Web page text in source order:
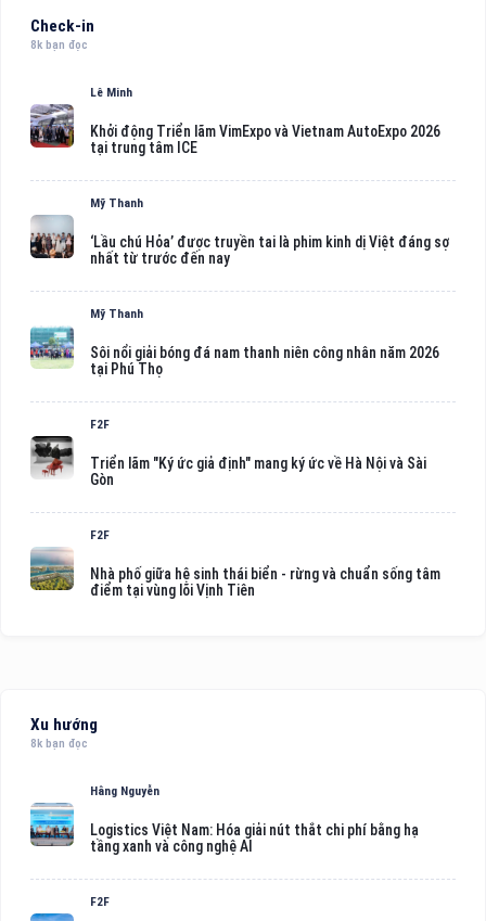
Check-in
8k bạn đọc
Lê Minh
Khởi động Triển lãm VimExpo và Vietnam AutoExpo 2026
tại trung tâm ICE
Mỹ Thanh
‘Lầu chú Hỏa’ được truyền tai là phim kinh dị Việt đáng sợ
nhất từ trước đến nay
Mỹ Thanh
Sôi nổi giải bóng đá nam thanh niên công nhân năm 2026
tại Phú Thọ
F2F
Triển lãm "Ký ức giả định" mang ký ức về Hà Nội và Sài
Gòn
F2F
Nhà phố giữa hệ sinh thái biển - rừng và chuẩn sống tâm
điểm tại vùng lõi Vịnh Tiên
Xu hướng
8k bạn đọc
Hằng Nguyễn
Logistics Việt Nam: Hóa giải nút thắt chi phí bằng hạ
tầng xanh và công nghệ AI
F2F